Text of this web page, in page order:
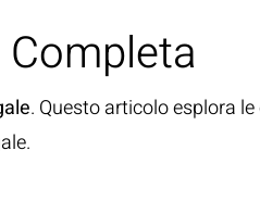
. Questo articolo esplora